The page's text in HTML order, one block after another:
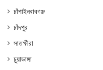
চাঁপাইনবাবগঞ্জ
চাঁদপুর
সাতক্ষীরা
চুয়াডাঙ্গা